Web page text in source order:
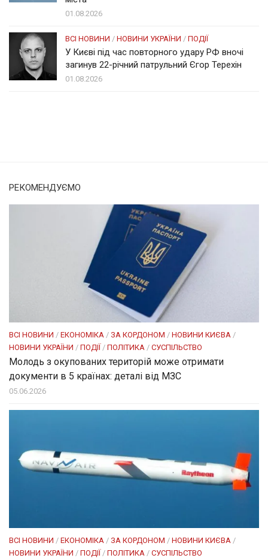
01.08.2026
ВСІ НОВИНИ / НОВИНИ УКРАЇНИ / ПОДІЇ
У Києві під час повторного удару РФ вночі
загинув 22-річний патрульний Єгор Терехін
01.08.2026
РЕКОМЕНДУЄМО
ВСІ НОВИНИ / ЕКОНОМІКА / ЗА КОРДОНОМ / НОВИНИ КИЄВА /
НОВИНИ УКРАЇНИ / ПОДІЇ / ПОЛІТИКА / СУСПІЛЬСТВО
Молодь з окупованих територій може отримати
документи в 5 країнах: деталі від МЗС
05.06.2026
ВСІ НОВИНИ / ЕКОНОМІКА / ЗА КОРДОНОМ / НОВИНИ КИЄВА /
НОВИНИ УКРАЇНИ / ПОДІЇ / ПОЛІТИКА / СУСПІЛЬСТВО